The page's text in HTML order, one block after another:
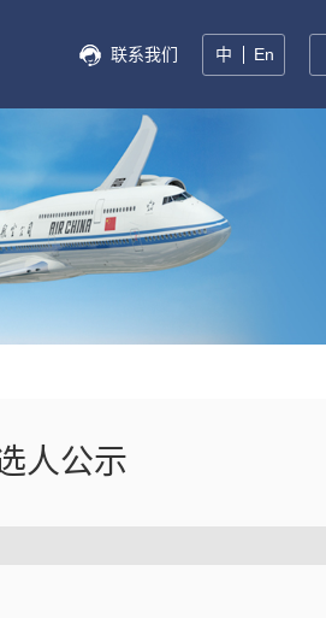
联系我们 中 En
人公示